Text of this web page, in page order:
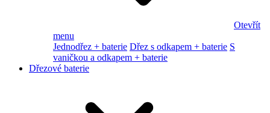
Otevřít
menu
Jednodřez + baterie Dřez s odkapem + baterie S
vaničkou a odkapem + baterie
Dřezové baterie